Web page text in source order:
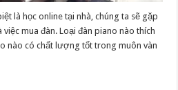
là học online tại nhà, chúng ta sẽ gặp
mua đàn. Loại đàn piano nào thích
nào có chất lượng tốt trong muôn vàn